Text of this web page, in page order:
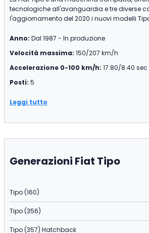
tecnologiche all'avanguardia e tre diverse
l'aggiornamento del 2020 i nuovi modelli Tipo
Anno: Dal 1987 - In produzione
Velocità massima: 150/207 km/h
Accelerazione 0-100 km/h: 17.80/8.40 sec
Posti: 5
Leggi tutto
Generazioni Fiat Tipo
Tipo (160)
Tipo (356)
Tipo (357) Hatchback